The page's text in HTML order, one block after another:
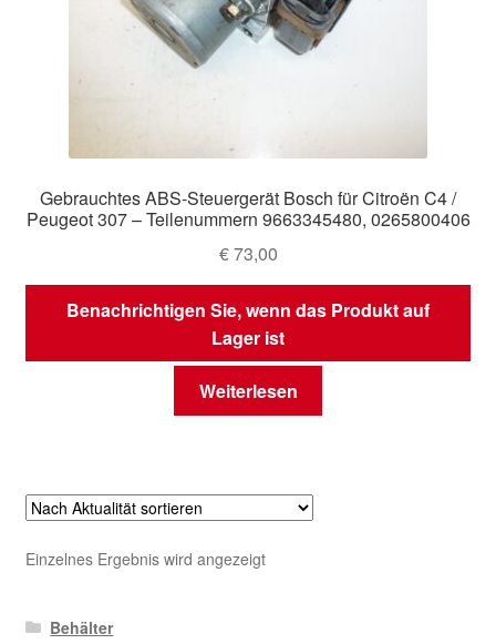
Gebrauchtes ABS-Steuergerät Bosch für Citroën C4 /
Peugeot 307 – Teilenummern 9663345480, 0265800406
€73,00
Benachrichtigen Sie, wenn das Produkt auf
Lager ist
Weiterlesen
Einzelnes Ergebnis wird angezeigt
Behälter